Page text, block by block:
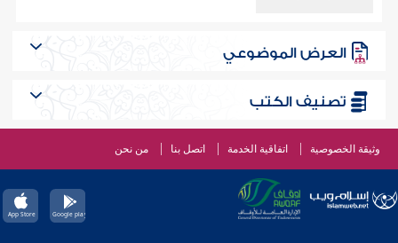
العرض الموضوعي
تصنيف الكتب
وثيقة الخصوصية اتفاقية الخدمة اتصل بنا من نحن